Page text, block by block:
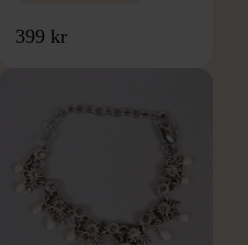
399 kr